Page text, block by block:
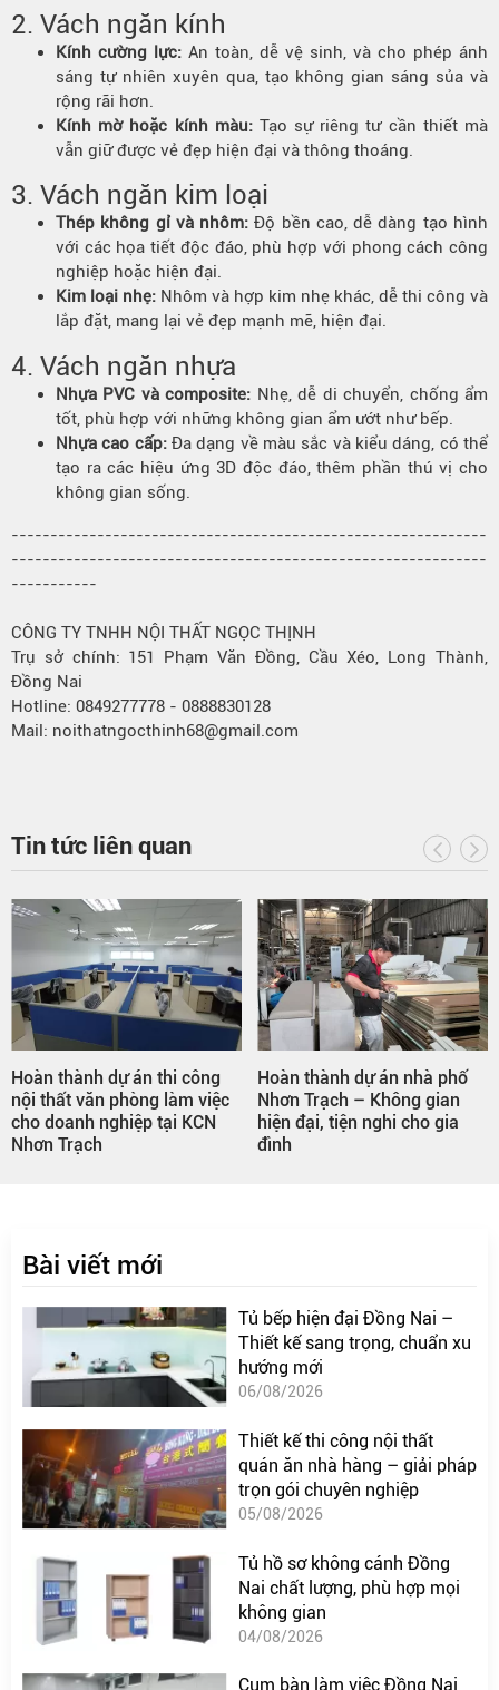
2. Vách ngăn kính
Kính cường lực: An toàn, dễ vệ sinh, và cho phép ánh
sáng tự nhiên xuyên qua, tạo không gian sáng sủa và
rộng rãi hơn.
Kính mờ hoặc kính màu:Tạo sự riêng tư cần thiết mà
vẫn giữ được vẻ đẹp hiện đại và thông thoáng.
3. Vách ngăn kim loại
Thép không gỉ và nhôm: Độ bền cao, dễ dàng tạo hình
với các họa tiết độc đáo, phù hợp với phong cách công
nghiệp hoặc hiện đại.
Kim loại nhẹ: Nhôm và hợp kim nhẹ khác, dễ thi công và
lắp đặt, mang lại vẻ đẹp mạnh mẽ, hiện đại.
4. Vách ngăn nhựa
Nhựa PVC và composite: Nhẹ, dễ di chuyển, chống ẩm
tốt, phù hợp với những không gian ẩm ướt như bếp.
Nhựa cao cấp:Đa dạng về màu sắc và kiểu dáng, có thể
tạo ra các hiệu ứng 3D độc đáo, thêm phần thú vị cho
không gian sống.
-------------------------------------------------------------
-------------------------------------------------------------
-----------
CÔNG TY TNHH NỘI THẤT NGỌC THỊNH
Trụ sở chính: 151 Phạm Văn Đồng, Cầu Xéo, Long Thành,
Đồng Nai
Hotline: 0849277778 - 0888830128
Mail: noithatngocthinh68@gmail.com
Tin tức liên quan
Hoàn thành dự án thi công
nội thất văn phòng làm việc
cho doanh nghiệp tại KCN
Nhơn Trạch
Hoàn thành dự án nhà phố
Nhơn Trạch – Không gian
hiện đại, tiện nghi cho gia
đình
Bài viết mới
Tủ bếp hiện đại Đồng Nai –
Thiết kế sang trọng, chuẩn xu
hướng mới
06/08/2026
Thiết kế thi công nội thất
quán ăn nhà hàng – giải pháp
trọn gói chuyên nghiệp
05/08/2026
Tủ hồ sơ không cánh Đồng
Nai chất lượng, phù hợp mọi
không gian
04/08/2026
Cụm bàn làm việc Đồng Nai